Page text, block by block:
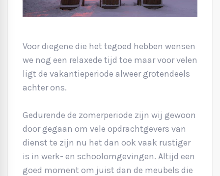
Voor diegene die het tegoed hebben wensen
we nog een relaxede tijd toe maar voor velen
ligt de vakantieperiode alweer grotendeels
achter ons.
Gedurende de zomerperiode zijn wij gewoon
door gegaan om vele opdrachtgevers van
dienst te zijn nu het dan ook vaak rustiger
is in werk- en schoolomgevingen. Altijd een
goed moment om juist dan de meubels die